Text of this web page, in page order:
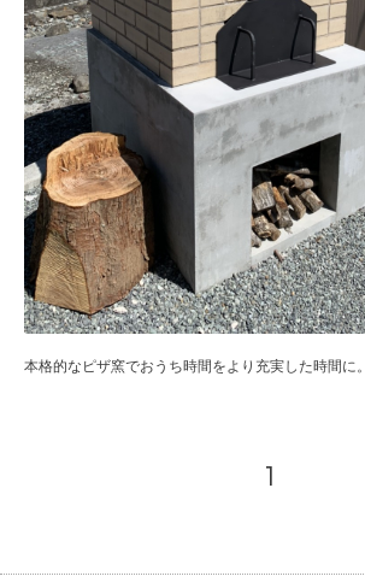
本格的なピザ窯でおうち時間をより充実した時間に。
1